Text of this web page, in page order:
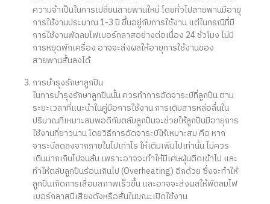
ความจำเป็นในการเปลี่ยนสายพานใหม่ โดยทั่วไปสายพานมีอายุ
การใช้งานประมาณ 1-3 ปี ขึ้นอยู่กับการใช้งาน แต่ในกรณีที่มี
การใช้งานพัดลมไฟเบอร์กลาสอย่างต่อเนื่อง 24 ชั่วโมง ไม่มี
การหยุดพักเครื่อง อาจจะส่งผลให้อายุการใช้งานของ
สายพานสั้นลงได้
การบำรุงรักษาลูกปืน
ในการบำรุงรักษาลูกปืนนั้น ควรทำการอัดจาระบีที่ลูกปืน ตาม
ระยะเวลาที่แนะนำในคู่มือการใช้งาน การเติมสารหล่อลื่นใน
ปริมาณที่เหมาะสมพอดีกับตลับลูกปืนจะช่วยให้ลูกปืนมีอายุการ
ใช้งานที่ยาวนาน โดยวิธีการอัดจาระบีให้เหมาะสม คือ หาก
จาระบีลดลงจากภายในไปเท่าไร ให้เติมเพิ่มไปเท่านั้น ไม่ควร
เติมมากเกินไปจนล้น เพราะอาจจะทำให้มีเศษฝุ่นติดเข้าไป และ
ทำให้ตลับลูกปืนร้อนเกินไป (Overheating) อีกด้วย ซึ่งจะทำให้
ลูกปืนเกิดการเสื่อมสภาพเร็วขึ้น และอาจจะส่งผลให้พัดลมไฟ
เบอร์กลาสมีเสียงดังหรือสั่นในขณะเปิดใช้งาน